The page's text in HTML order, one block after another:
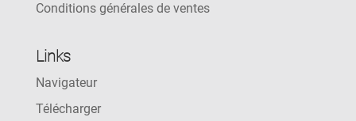
Conditions générales de ventes
Links
Navigateur
Télécharger